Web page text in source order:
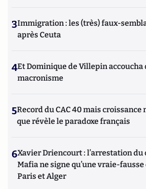
3Immigration : les (très) faux-
après Ceuta
4Et Dominique de Villepin
macronisme
5Record du CAC 40 mais croissance
que révèle le paradoxe français
6Xavier Driencourt : l’arrestation du
Mafia ne signe qu’une vraie-
Paris et Alger